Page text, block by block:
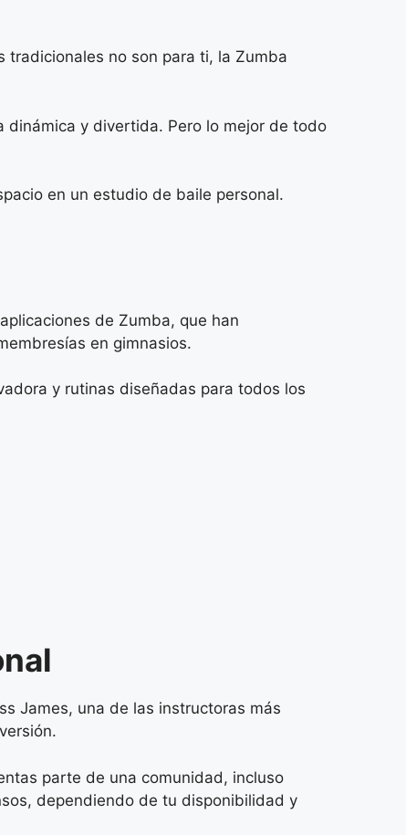
tradicionales no son para ti, la Zumba
dinámica y divertida. Pero lo mejor de todo
en un estudio de baile personal.
de Zumba, que han
en gimnasios.
y rutinas diseñadas para todos los
James, una de las instructoras más
parte de una comunidad, incluso
dependiendo de tu disponibilidad y